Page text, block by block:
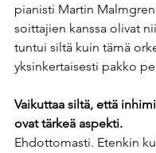
pianisti Martin
soittajien kanssa olivat
tuntui siltä kuin tämä
yksinkertaisesti pakko
Vaikuttaa siltä, että
ovat tärkeä aspekti.
Ehdottomasti. Etenkin